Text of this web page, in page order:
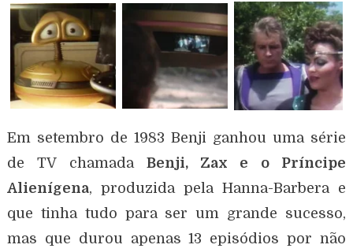
Em setembro de 1983 Benji ganhou uma série
de TV chamada Benji, Zax e o Príncipe
Alienígena, produzida pela Hanna-Barbera e
que tinha tudo para ser um grande sucesso,
mas que durou apenas 13 episódios por não